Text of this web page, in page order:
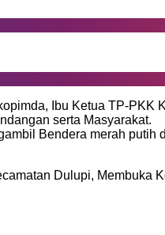
Ibu Ketua TP-
serta Masyarakat.
Bendera merah
Dulupi, Membuka